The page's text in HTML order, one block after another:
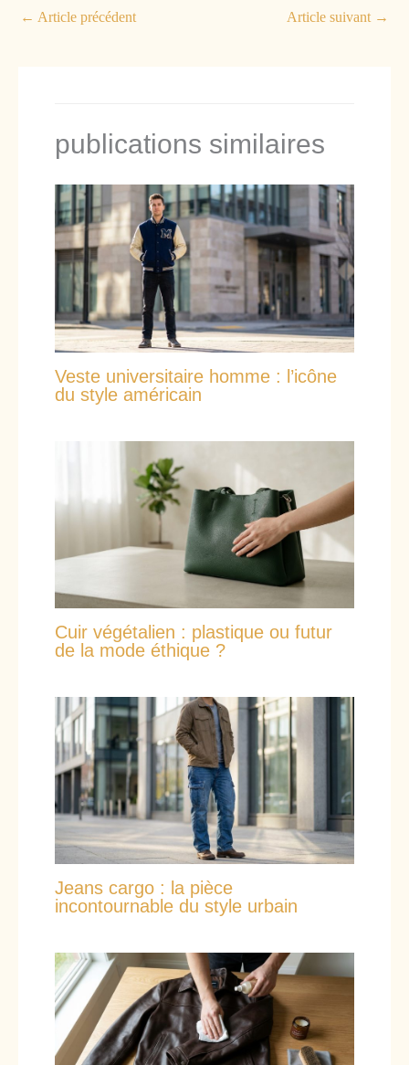
← Article précédent Article suivant →
publications similaires
Veste universitaire homme : l’icône
du style américain
Cuir végétalien : plastique ou futur
de la mode éthique ?
Jeans cargo : la pièce
incontournable du style urbain